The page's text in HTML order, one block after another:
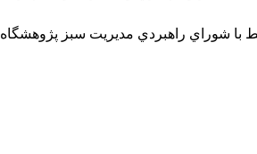
با شوراي راهبردي مديريت سبز پژوهشگاه